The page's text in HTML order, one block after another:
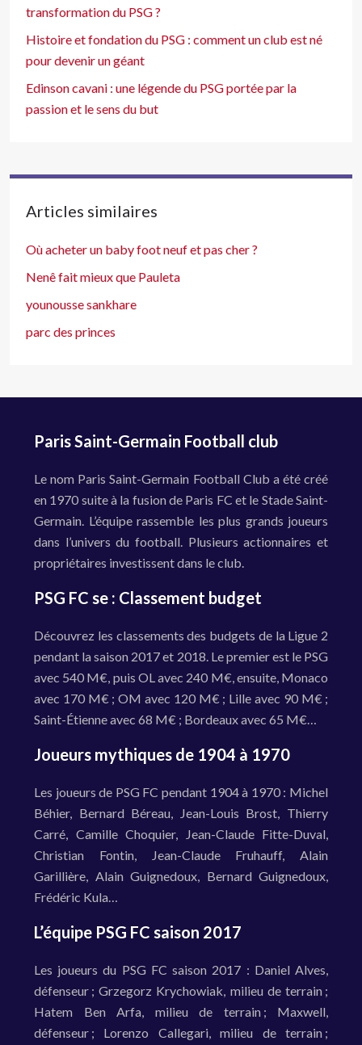
transformation du PSG ?
Histoire et fondation du PSG : comment un club est né
pour devenir un géant
Edinson cavani : une légende du PSG portée par la
passion et le sens du but
Articles similaires
Où acheter un baby foot neuf et pas cher ?
Nenê fait mieux que Pauleta
younousse sankhare
parc des princes
Paris Saint-Germain Football club
Le nom Paris Saint-Germain Football Club a été créé
en 1970 suite à la fusion de Paris FC et le Stade Saint-
Germain. L’équipe rassemble les plus grands joueurs
dans l’univers du football. Plusieurs actionnaires et
propriétaires investissent dans le club.
PSG FC se : Classement budget
Découvrez les classements des budgets de la Ligue 2
pendant la saison 2017 et 2018. Le premier est le PSG
avec 540 M€, puis OL avec 240 M€, ensuite, Monaco
avec 170 M€ ; OM avec 120 M€ ; Lille avec 90 M€ ;
Saint-Étienne avec 68 M€ ; Bordeaux avec 65 M€…
Joueurs mythiques de 1904 à 1970
Les joueurs de PSG FC pendant 1904 à 1970 : Michel
Béhier, Bernard Béreau, Jean-Louis Brost, Thierry
Carré, Camille Choquier, Jean-Claude Fitte-Duval,
Christian Fontin, Jean-Claude Fruhauff, Alain
Garillière, Alain Guignedoux, Bernard Guignedoux,
Frédéric Kula…
L’équipe PSG FC saison 2017
Les joueurs du PSG FC saison 2017 : Daniel Alves,
défenseur ; Grzegorz Krychowiak, milieu de terrain ;
Hatem Ben Arfa, milieu de terrain ; Maxwell,
défenseur ; Lorenzo Callegari, milieu de terrain ;